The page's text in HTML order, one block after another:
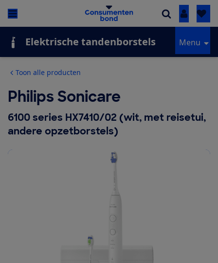
Inloggen
Elektrische tandenborstels Menu
Toon alle producten
Philips Sonicare
6100 series HX7410/02 (wit, met reisetui,
andere opzetborstels)